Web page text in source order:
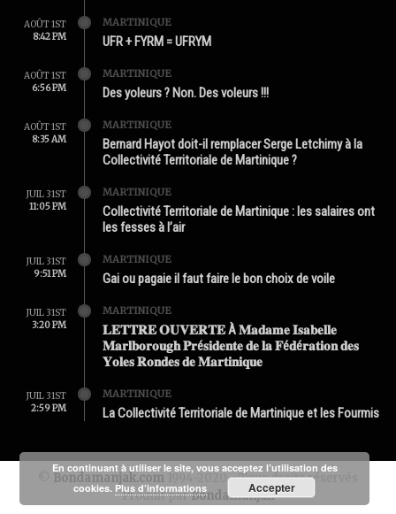
AOÛT 1ST
8:42 PM
MARTINIQUE
UFR + FYRM = UFRYM
AOÛT 1ST
6:56 PM
MARTINIQUE
Des yoleurs ? Non. Des voleurs !!!
AOÛT 1ST
8:35 AM
MARTINIQUE
Bernard Hayot doit-il remplacer Serge Letchimy à la
Collectivité Territoriale de Martinique ?
JUIL 31ST
11:05 PM
MARTINIQUE
Collectivité Territoriale de Martinique : les salaires ont
les fesses à l’air
JUIL 31ST
9:51 PM
MARTINIQUE
Gai ou pagaie il faut faire le bon choix de voile
JUIL 31ST
3:20 PM
MARTINIQUE
𝐋𝐄𝐓𝐓𝐑𝐄 𝐎𝐔𝐕𝐄𝐑𝐓𝐄 À 𝐌𝐚𝐝𝐚𝐦𝐞 𝐈𝐬𝐚𝐛𝐞𝐥𝐥𝐞
𝐌𝐚𝐫𝐥𝐛𝐨𝐫𝐨𝐮𝐠𝐡 𝐏𝐫é𝐬𝐢𝐝𝐞𝐧𝐭𝐞 𝐝𝐞 𝐥𝐚 𝐅é𝐝é𝐫𝐚𝐭𝐢𝐨𝐧 𝐝𝐞𝐬
𝐘𝐨𝐥𝐞𝐬 𝐑𝐨𝐧𝐝𝐞𝐬 𝐝𝐞 𝐌𝐚𝐫𝐭𝐢𝐧𝐢𝐪𝐮𝐞
JUIL 31ST
2:59 PM
MARTINIQUE
La Collectivité Territoriale de Martinique et les Fourmis
Bondamanjak.com 1994-2020 - Tous droits réservés
Produit parBondamanjak
En continuant à utiliser le site, vous acceptez l’utilisation des
cookies. Plus d’informations Accepter